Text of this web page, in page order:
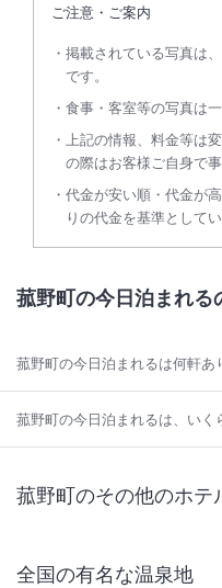
ご注意・ご案内
掲載されている写真は
です。
食事・客室等の写真は一
上記の情報、料金等は
の際はお客様ご自身で
代金が安い順・代金が
りの代金を基準としてい
菰野町の今日泊まれる
菰野町の今日泊まれるは何軒あ
菰野町の今日泊まれるは、いく
菰野町のその他のホテ
全国の有名な温泉地